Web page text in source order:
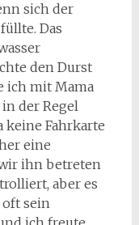
sich der
Das
den Durst
ich mit Mama
in der Regel
keine Fahrkarte
eine
ihn betreten
aber es
oft sein